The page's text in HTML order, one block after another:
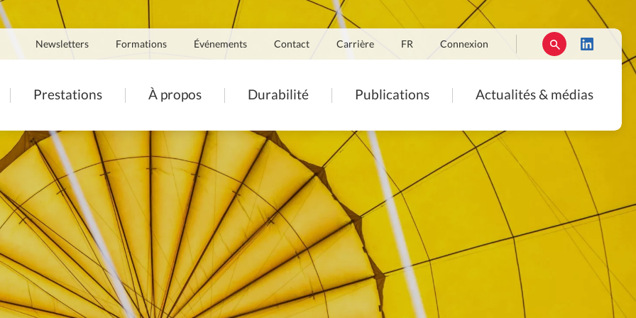
Navigation
secondaire
Newsletters Formations Événements Contact Carrière FR Connexion
Prestations À propos Durabilité Publications Actualités & médias